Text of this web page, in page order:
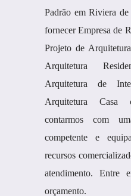
Padrão em Riviera
fornecer Empresa de
Projeto de
Arquitetura
Arquitetura de
Arquitetura Casa
contarmos com
competente e
recursos
atendimento. Entre
orçamento.